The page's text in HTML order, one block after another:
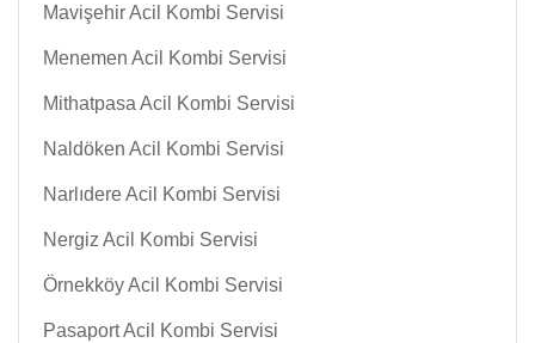
Mavişehir Acil Kombi Servisi
Menemen Acil Kombi Servisi
Mithatpasa Acil Kombi Servisi
Naldöken Acil Kombi Servisi
Narlıdere Acil Kombi Servisi
Nergiz Acil Kombi Servisi
Örnekköy Acil Kombi Servisi
Pasaport Acil Kombi Servisi